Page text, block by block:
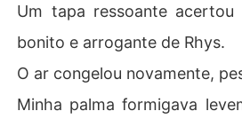
Um tapa ressoante
bonito e arrogante de Rhys.
O ar congelou novamente,
Minha palma formigava